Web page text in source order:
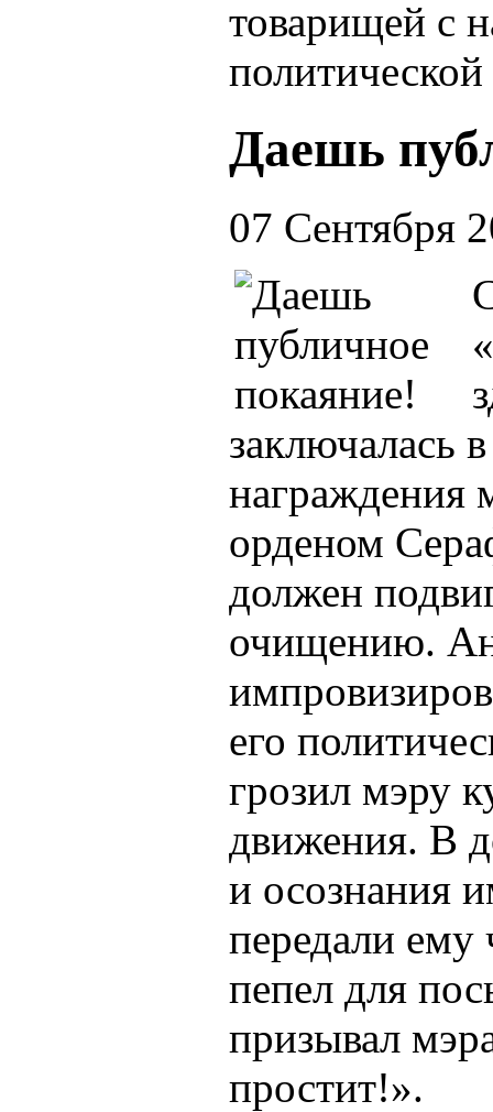
товарищей с
Даешь
07 Сентября
заключалась
награждения
орденом
должен
очищению.
его
грозил мэру
движения. В
и осознания
передали ему
пепел для
призывал
простит!».